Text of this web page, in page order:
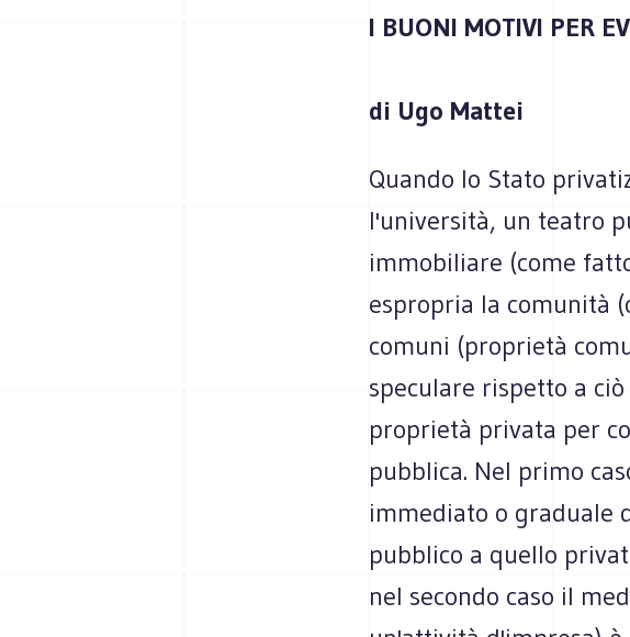
I BUONI MOTIVI PER
di Ugo Mattei
Quando lo Stato
l'università, un teatro
immobiliare (come
espropria la comunità
comuni (proprietà
speculare rispetto a
proprietà privata per
pubblica. Nel primo
immediato o graduale
pubblico a quello
nel secondo caso il